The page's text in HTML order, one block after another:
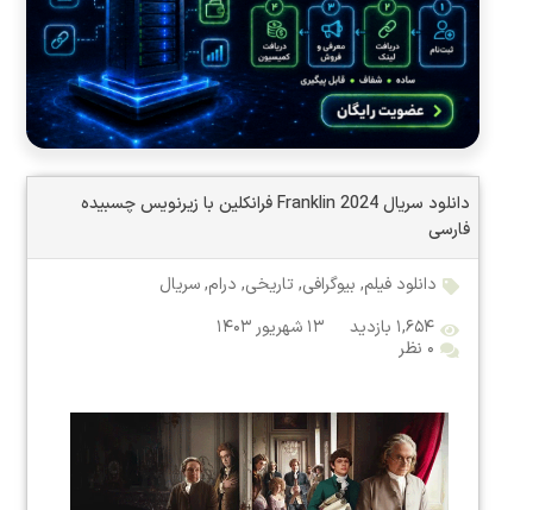
دانلود سریال Franklin 2024 فرانکلین با زیرنویس چسبیده
فارسی
دانلود فیلم, بیوگرافی,تاریخی, درام,سریال
۱,۶۵۴ بازدید
۱۳ شهریور ۱۴۰۳
۰ نظر